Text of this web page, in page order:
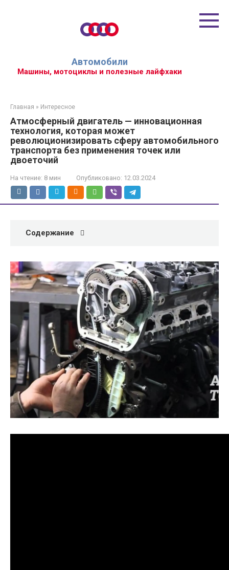
Автомобили
Машины, мотоциклы и полезные лайфхаки
Главная » Интересное
Атмосферный двигатель — инновационная
технология, которая может
революционизировать сферу автомобильного
транспорта без применения точек или
двоеточий
На чтение: 8 мин Опубликовано: 12.03.2024
Содержание